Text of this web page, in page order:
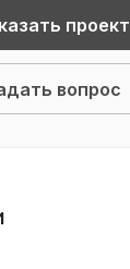
проект
вопрос